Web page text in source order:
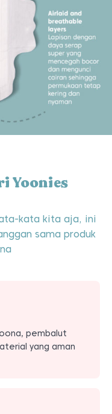
Yoonies
kata kita aja, ini
sama produk
pembalut
yang aman